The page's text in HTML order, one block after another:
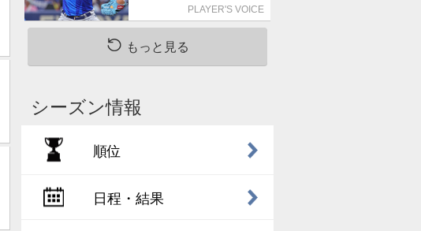
貴重な経験になると
思います」／日本球
界
PLAYER'S VOICE
もっと見る
シーズン情報
順位
日程・結果